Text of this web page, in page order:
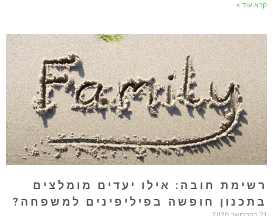
עוד »
חובה: אילו יעדים מומלצים
חופשה בפיליפינים למשפחה?